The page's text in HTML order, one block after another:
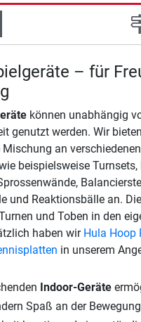
Seite:
– für
können unabhängig
genutzt werden. Wir
an verschiedenen
beispielsweise Turnsets,
und Reaktionsbälle an.
und Toben in den
haben wir Hula Hoop
in unserem
Indoor-Geräte
Spaß an der